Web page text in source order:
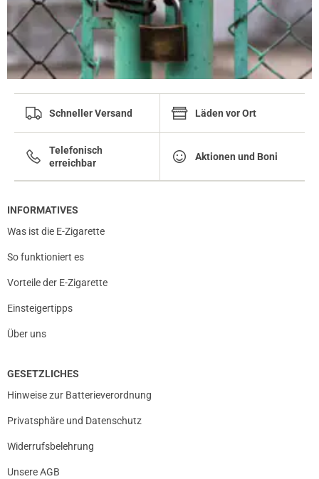
Schneller Versand Läden vor Ort
Telefonisch
erreichbar
Aktionen und Boni
INFORMATIVES
Was ist die E-Zigarette
So funktioniert es
Vorteile der E-Zigarette
Einsteigertipps
Über uns
GESETZLICHES
Hinweise zur Batterieverordnung
Privatsphäre und Datenschutz
Widerrufsbelehrung
Unsere AGB